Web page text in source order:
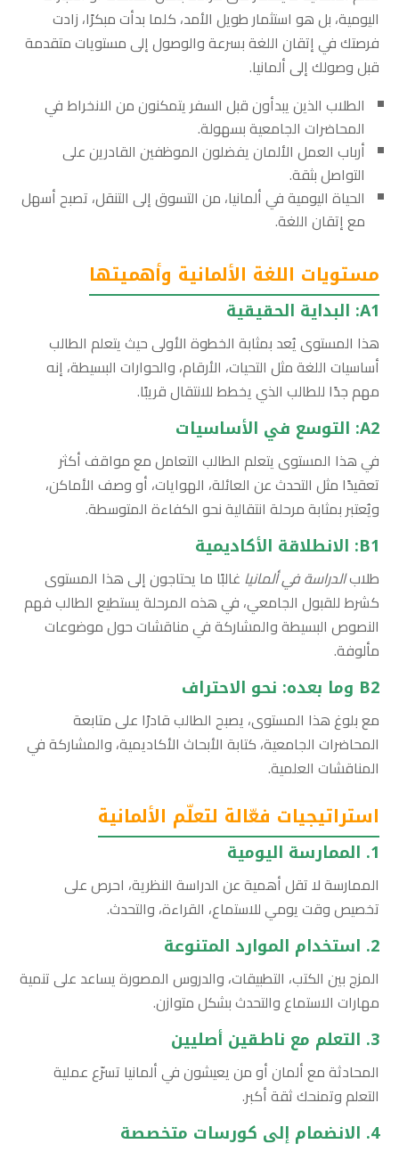
اليومية، بل هو استثمار طويل الأمد، كلما بدأت مبكرًا، زادت
فرصتك في إتقان اللغة بسرعة والوصول إلى مستويات متقدمة
قبل وصولك إلى ألمانيا.
الطلاب الذين يبدأون قبل السفر يتمكنون من الانخراط في
المحاضرات الجامعية بسهولة.
أرباب العمل الألمان يفضلون الموظفين القادرين على
التواصل بثقة.
الحياة اليومية في ألمانيا، من التسوق إلى التنقل، تصبح أسهل
مع إتقان اللغة.
مستويات اللغة الألمانية وأهميتها
A1: البداية الحقيقية
هذا المستوى يُعد بمثابة الخطوة الأولى حيث يتعلم الطالب
أساسيات اللغة مثل التحيات، الأرقام، والحوارات البسيطة، إنه
مهم جدًا للطالب الذي يخطط للانتقال قريبًا.
A2: التوسع في الأساسيات
في هذا المستوى يتعلم الطالب التعامل مع مواقف أكثر
تعقيدًا مثل التحدث عن العائلة، الهوايات، أو وصف الأماكن،
ويُعتبر بمثابة مرحلة انتقالية نحو الكفاءة المتوسطة.
B1: الانطلاقة الأكاديمية
طلابالدراسة في ألمانيا غالبًا ما يحتاجون إلى هذا المستوى
كشرط للقبول الجامعي، في هذه المرحلة يستطيع الطالب فهم
النصوص البسيطة والمشاركة في مناقشات حول موضوعات
مألوفة.
B2 وما بعده: نحو الاحتراف
مع بلوغ هذا المستوى، يصبح الطالب قادرًا على متابعة
المحاضرات الجامعية، كتابة الأبحاث الأكاديمية، والمشاركة في
المناقشات العلمية.
استراتيجيات فعّالة لتعلّم الألمانية
1. الممارسة اليومية
الممارسة لا تقل أهمية عن الدراسة النظرية، احرص على
تخصيص وقت يومي للاستماع، القراءة، والتحدث.
2. استخدام الموارد المتنوعة
المزج بين الكتب، التطبيقات، والدروس المصورة يساعد على تنمية
مهارات الاستماع والتحدث بشكل متوازن.
3. التعلم مع ناطقين أصليين
المحادثة مع ألمان أو من يعيشون في ألمانيا تسرّع عملية
التعلم وتمنحك ثقة أكبر.
4. الانضمام إلى كورسات متخصصة